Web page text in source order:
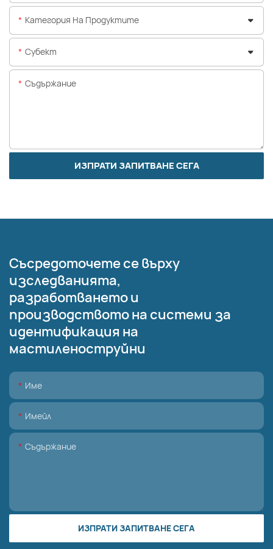
Категория На Продуктите
Субект
Съдържание
ИЗПРАТИ ЗАПИТВАНЕ СЕГА
Съсредоточете се върху
изследванията,
разработването и
производството на системи за
идентификация на
мастиленоструйни
Име
Имейл
Съдържание
ИЗПРАТИ ЗАПИТВАНЕ СЕГА